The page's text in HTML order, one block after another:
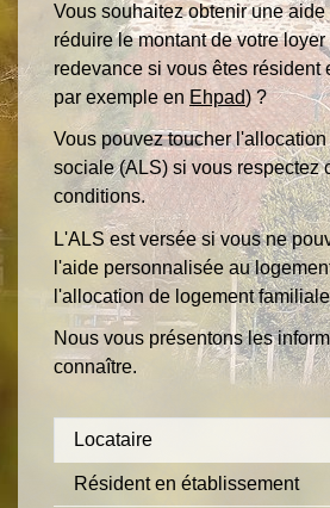
Vous souhaitez obtenir une
réduire le montant de votre
redevance si vous êtes résident
par exemple en Ehpad) ?
Vous pouvez toucher
sociale (ALS) si vous respectez
conditions.
L'ALS est versée si vous ne
l'aide personnalisée au
l'allocation de logement
Nous vous présentons les
connaître.
Locataire
Résident en établissement